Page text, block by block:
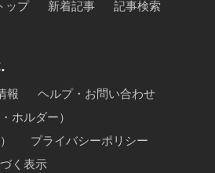
ップ
新着記事
記事検索
報
ヘルプ・お問い合わせ
ホルダー）
プライバシーポリシー
く表示